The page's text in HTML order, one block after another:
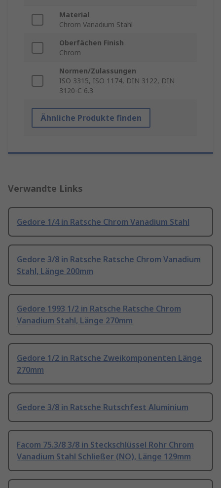
Material
Chrom Vanadium Stahl
Oberfächen Finish
Chrom
Normen/Zulassungen
ISO 3315, ISO 1174, DIN 3122, DIN
3120-C 6.3
Ähnliche Produkte finden
Verwandte Links
Gedore 1/4 in Ratsche Chrom Vanadium Stahl
Gedore 3/8 in Ratsche Ratsche Chrom Vanadium
Stahl, Länge 200mm
Gedore 1993 1/2 in Ratsche Ratsche Chrom
Vanadium Stahl, Länge 270mm
Gedore 1/2 in Ratsche Zweikomponenten Länge
270mm
Gedore 3/8 in Ratsche Rutschfest Aluminium
Facom 75.3/8 3/8 in Steckschlüssel Rohr Chrom
Vanadium Stahl Schließer (NO), Länge 129mm